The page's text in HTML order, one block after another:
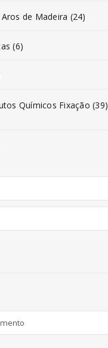
de Madeira (24)
(6)
Químicos Fixação (39)